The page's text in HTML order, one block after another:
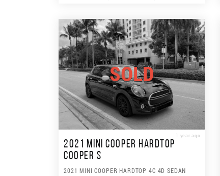
SOLD
1 year ago
2021 MINI COOPER HARDTOP
COOPER S
2021 MINI COOPER HARDTOP 4C 4D SEDAN